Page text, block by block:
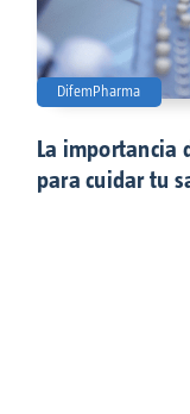
La importancia
para cuidar tu
DifemPharma